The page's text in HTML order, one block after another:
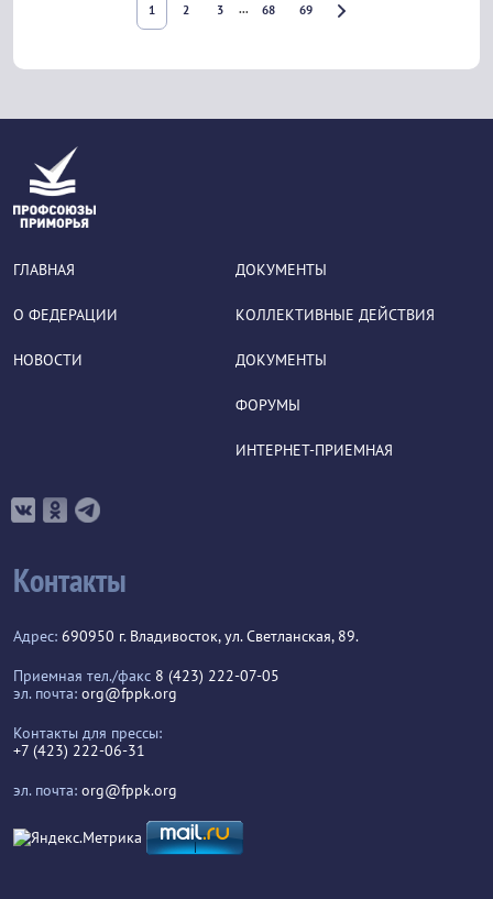
ГЛАВНАЯ
О ФЕДЕРАЦИИ
НОВОСТИ
ДОКУМЕНТЫ
КОЛЛЕКТИВНЫЕ ДЕЙСТВИЯ
ДОКУМЕНТЫ
ФОРУМЫ
ИНТЕРНЕТ-ПРИЕМНАЯ
Контакты
Адрес: 690950 г. Владивосток, ул. Светланская, 89.
Приемная тел./факс 8 (423) 222-07-05
эл. почта: org@fppk.org
Контакты для прессы:
+7 (423) 222-06-31
эл. почта: org@fppk.org